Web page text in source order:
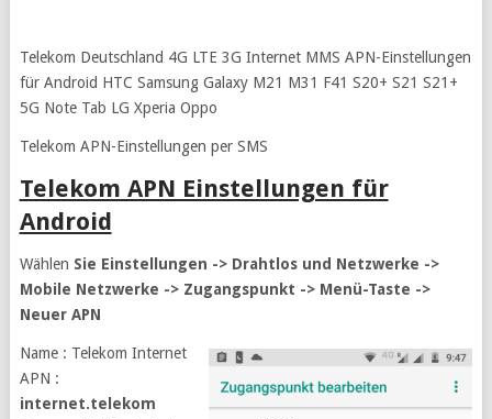
Telekom Deutschland 4G LTE 3G Internet MMS APN-Einstellungen
für Android HTC Samsung Galaxy M21 M31 F41 S20+ S21 S21+
5G Note Tab LG Xperia Oppo
Telekom APN-Einstellungen per SMS
Telekom APN Einstellungen für
Android
Wählen Sie Einstellungen -> Drahtlos und Netzwerke ->
Mobile Netzwerke -> Zugangspunkt -> Menü-Taste ->
Neuer APN
Name : Telekom Internet
APN :
internet.telekom